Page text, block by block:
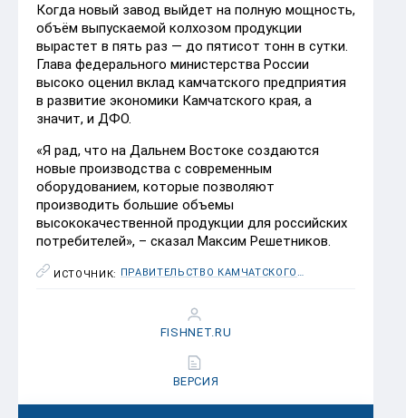
Когда новый завод выйдет на полную мощность,
объём выпускаемой колхозом продукции
вырастет в пять раз — до пятисот тонн в сутки.
Глава федерального министерства России
высоко оценил вклад камчатского предприятия
в развитие экономики Камчатского края, а
значит, и ДФО.
«Я рад, что на Дальнем Востоке создаются
новые производства с современным
оборудованием, которые позволяют
производить большие объемы
высококачественной продукции для российских
потребителей», – сказал Максим Решетников.
ИСТОЧНИК: ПРАВИТЕЛЬСТВО КАМЧАТСКОГО КРАЯ
FISHNET.RU
ВЕРСИЯ